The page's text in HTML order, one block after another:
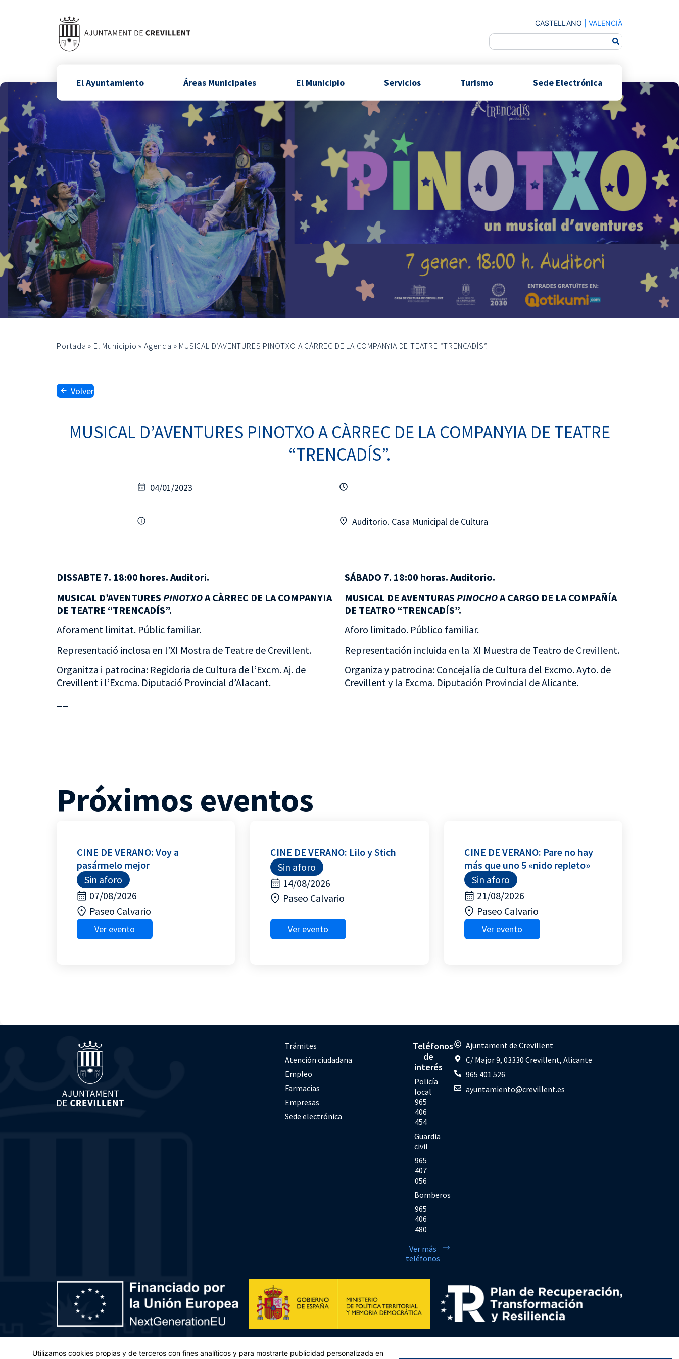
CASTELLANO VALENCIÀ
El Ayuntamiento Áreas Municipales El Municipio Servicios Turismo Sede Electrónica
Portada » El Municipio »Agenda » MUSICAL D’AVENTURES PINOTXO A CÀRREC DE LA COMPANYIA DE TEATRE “TRENCADÍS”.
Volver
MUSICAL D’AVENTURES PINOTXO A CÀRREC DE LA COMPANYIA DE TEATRE
“TRENCADÍS”.
04/01/2023
Auditorio. Casa Municipal de Cultura
DISSABTE 7. 18:00 hores. Auditori.
MUSICAL D’AVENTURES PINOTXOA CÀRREC DE LA COMPANYIA
DE TEATRE “TRENCADÍS”.
Aforament limitat. Públic familiar.
Representació inclosa en l’XI Mostra de Teatre de Crevillent.
Organitza i patrocina: Regidoria de Cultura de l’Excm. Aj. de
Crevillent i l’Excma. Diputació Provincial d’Alacant.
SÁBADO 7. 18:00 horas. Auditorio.
MUSICAL DE AVENTURAS PINOCHOA CARGO DE LA COMPAÑÍA
DE TEATRO “TRENCADÍS”.
Aforo limitado. Público familiar.
Representación incluida en la XI Muestra de Teatro de Crevillent.
Organiza y patrocina: Concejalía de Cultura del Excmo. Ayto. de
Crevillent y la Excma. Diputación Provincial de Alicante.
Próximos eventos
CINE DE VERANO: Voy a
pasármelo mejor
Sin aforo
07/08/2026
Paseo Calvario
Ver evento
CINE DE VERANO: Lilo y Stich
Sin aforo
14/08/2026
Paseo Calvario
Ver evento
CINE DE VERANO: Pare no hay
más que uno 5 «nido repleto»
Sin aforo
21/08/2026
Paseo Calvario
Ver evento
Trámites
Atención ciudadana
Empleo
Farmacias
Empresas
Sede electrónica
Teléfonos
de
interés
Policía
local
965
406
454
Guardia
civil
965
407
056
Bomberos
965
406
480
Ver más
teléfonos
Ajuntament de Crevillent
C/ Major 9, 03330 Crevillent, Alicante
965 401 526
ayuntamiento@crevillent.es
(UE) 2021/241 del Parlamento Europeo y del Consejo, de 12 de febrero de 2021. Componente 11, Inversión 2 del PRTR gestionado por el Ministerio de Política territorial.
Utilizamos cookies propias y de terceros con fines analíticos y para mostrarte publicidad personalizada en